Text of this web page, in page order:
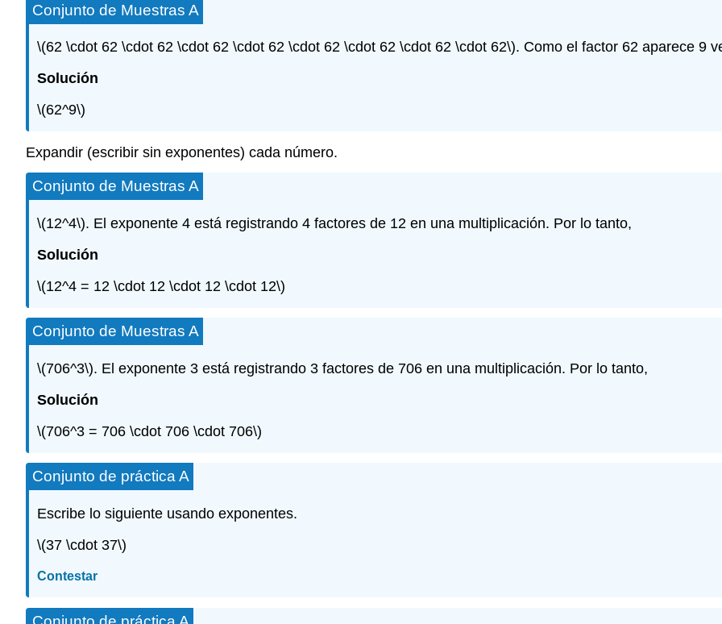
Conjunto de Muestras A
\(62 \cdot 62 \cdot 62 \cdot 62 \cdot 62 \cdot 62 \cdot 62 \cdot 62 \cdot 62\). Como el factor 62 aparece 9
Solución
\(62^9\)
Expandir (escribir sin exponentes) cada número.
Conjunto de Muestras A
\(12^4\). El exponente 4 está registrando 4 factores de 12 en una multiplicación. Por lo tanto,
Solución
\(12^4 = 12 \cdot 12 \cdot 12 \cdot 12\)
Conjunto de Muestras A
\(706^3\). El exponente 3 está registrando 3 factores de 706 en una multiplicación. Por lo tanto,
Solución
\(706^3 = 706 \cdot 706 \cdot 706\)
Conjunto de práctica A
Escribe lo siguiente usando exponentes.
\(37 \cdot 37\)
Contestar